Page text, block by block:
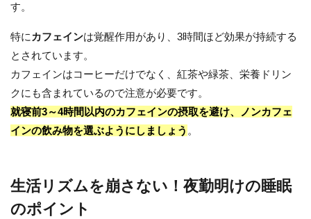
す。
特に カフェインは覚醒作用があり、3時間ほど効果が持続する
とされています。
カフェインはコーヒーだけでなく、紅茶や緑茶、栄養ドリン
クにも含まれているので注意が必要です。
就寝前3～4時間以内のカフェインの摂取を避け、ノンカフェ
インの飲み物を選ぶようにしましょう 。
生活リズムを崩さない！夜勤明けの睡眠
のポイント